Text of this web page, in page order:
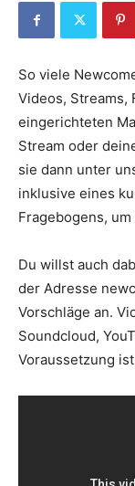
So viele
Videos, Streams,
eingerichteten
Stream oder
sie dann unter
inklusive eines
Fragebogens,
Du willst auch
der Adresse
Vorschläge an.
Soundcloud,
Voraussetzung